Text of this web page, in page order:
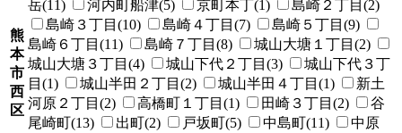
熊
本
市
西
区
岳(11)
河内町船津(5) 京町本丁(1)
島崎２丁目(2)
島崎３丁目(10)
島崎４丁目(7)
島崎５丁目(9)
島崎６丁目(11)
島崎７丁目(8)
城山大塘１丁目(2)
城山大塘３丁目(4)
城山下代２丁目(3)
城山下代３丁
目(1)
城山半田２丁目(2) 城山半田４丁目(1)
新土
河原２丁目(2)
高橋町１丁目(1) 田崎３丁目(2)
谷
尾崎町(13)
出町(2) 戸坂町(5) 中島町(11)
中原